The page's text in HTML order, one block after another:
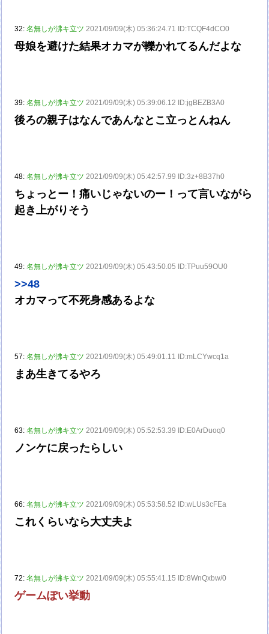
32:名無しが沸キ立ツ 2021/09/09(木) 05:36:24.71 ID:TCQF4dCO0
母娘を避けた結果オカマが轢かれてるんだよな
39:名無しが沸キ立ツ 2021/09/09(木) 05:39:06.12 ID:jgBEZB3A0
後ろの親子はなんであんなとこ立っとんねん
48:名無しが沸キ立ツ 2021/09/09(木) 05:42:57.99 ID:3z+8B37h0
ちょっとー！痛いじゃないのー！って言いながら
起き上がりそう
49:名無しが沸キ立ツ 2021/09/09(木) 05:43:50.05 ID:TPuu59OU0
>>48
オカマって不死身感あるよな
57:名無しが沸キ立ツ 2021/09/09(木) 05:49:01.11 ID:mLCYwcq1a
まあ生きてるやろ
63:名無しが沸キ立ツ 2021/09/09(木) 05:52:53.39 ID:E0ArDuoq0
ノンケに戻ったらしい
66:名無しが沸キ立ツ 2021/09/09(木) 05:53:58.52 ID:wLUs3cFEa
これくらいなら大丈夫よ
72:名無しが沸キ立ツ 2021/09/09(木) 05:55:41.15 ID:8WnQxbw/0
ゲームぽい挙動